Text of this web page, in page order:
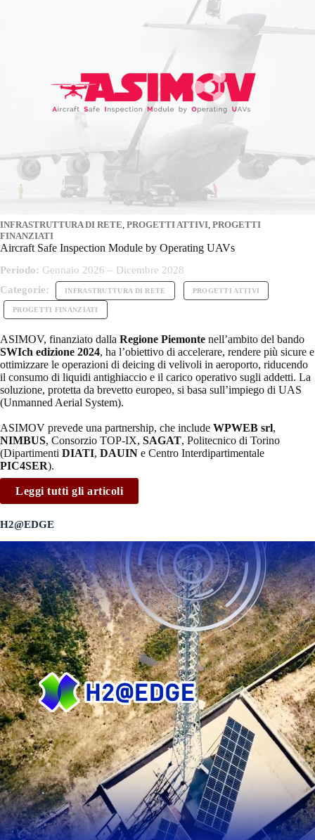
INFRASTRUTTURA DI RETE, PROGETTI ATTIVI, PROGETTI
FINANZIATI
Aircraft Safe Inspection Module by Operating UAVs
Periodo: Gennaio 2026 – Dicembre 2028
Categorie:
INFRASTRUTTURA DI RETE PROGETTI ATTIVI
PROGETTI FINANZIATI
ASIMOV, finanziato dalla Regione Piemonte nell’ambito del bando
SWIch edizione 2024, ha l’obiettivo di accelerare, rendere più sicure e
ottimizzare le operazioni di deicing di velivoli in aeroporto, riducendo
il consumo di liquidi antighiaccio e il carico operativo sugli addetti. La
soluzione, protetta da brevetto europeo, si basa sull’impiego di UAS
(Unmanned Aerial System).
ASIMOV prevede una partnership, che include WPWEB srl,
NIMBUS, Consorzio TOP-IX, SAGAT, Politecnico di Torino
(Dipartimenti DIATI, DAUIN e Centro Interdipartimentale
PIC4SER).
Leggi tutti gli articoli
H2@EDGE